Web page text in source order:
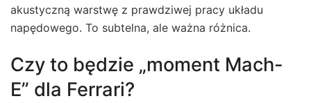
akustyczną warstwę z prawdziwej pracy układu
napędowego. To subtelna, ale ważna różnica.
Czy to będzie „moment Mach-
E” dla Ferrari?